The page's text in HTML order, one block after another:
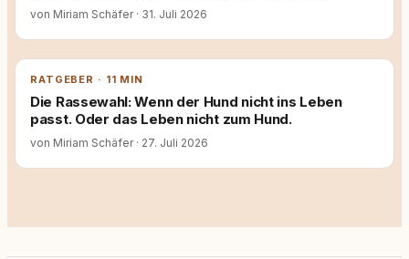
von Miriam Schäfer · 31. Juli 2026
RATGEBER · 11 MIN
Die Rassewahl: Wenn der Hund nicht ins Leben
passt. Oder das Leben nicht zum Hund.
von Miriam Schäfer · 27. Juli 2026